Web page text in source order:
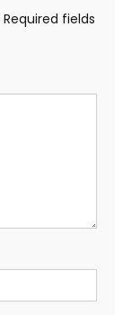
Required fields